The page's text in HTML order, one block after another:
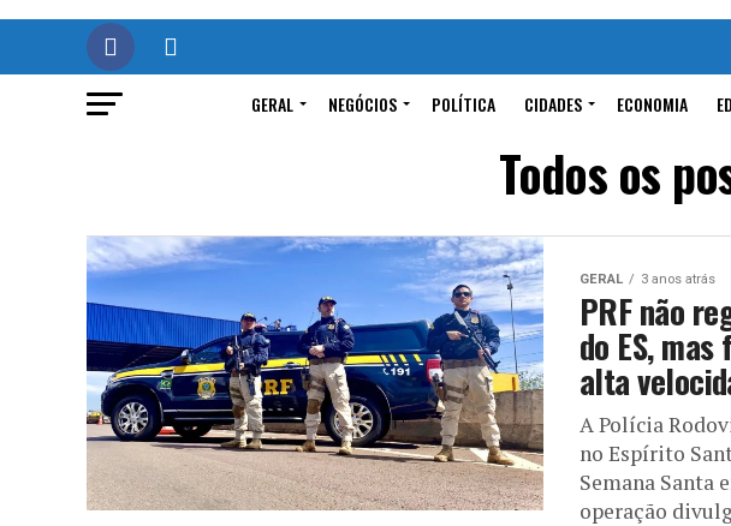
GERAL NEGÓCIOS POLÍTICA CIDADES ECONOMIA
Todos os
GERAL 3 anos atrás
PRF não
do ES,
alta
A Polícia
no Espírito
Semana Santa
operação